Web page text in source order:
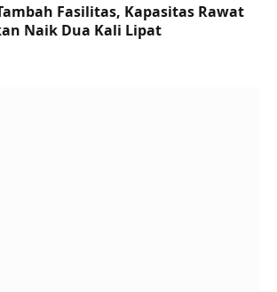
Fasilitas, Kapasitas Rawat
Naik Dua Kali Lipat